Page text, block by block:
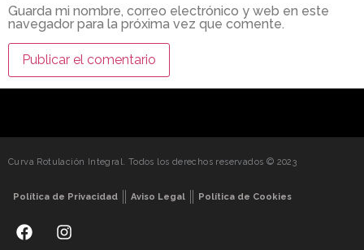
Guarda mi nombre, correo electrónico y web en este
navegador para la próxima vez que comente.
Curva Rotulación Integral. Todos los derechos reservados © 2023
Política de Privacidad Aviso Legal Política de Cookies